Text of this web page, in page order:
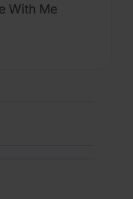
With Me